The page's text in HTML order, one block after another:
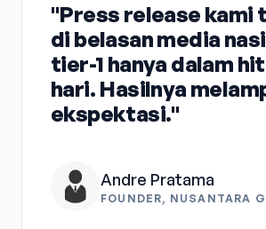
"Press release kami
di belasan media
tier-1 hanya dalam
hari. Hasilnya
ekspektasi."
Andre Pratama
FOUNDER, NUSANTARA